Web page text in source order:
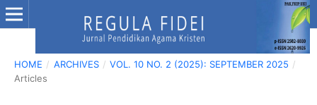
HOME / ARCHIVES / VOL. 10 NO. 2 (2025): SEPTEMBER 2025 /
Articles